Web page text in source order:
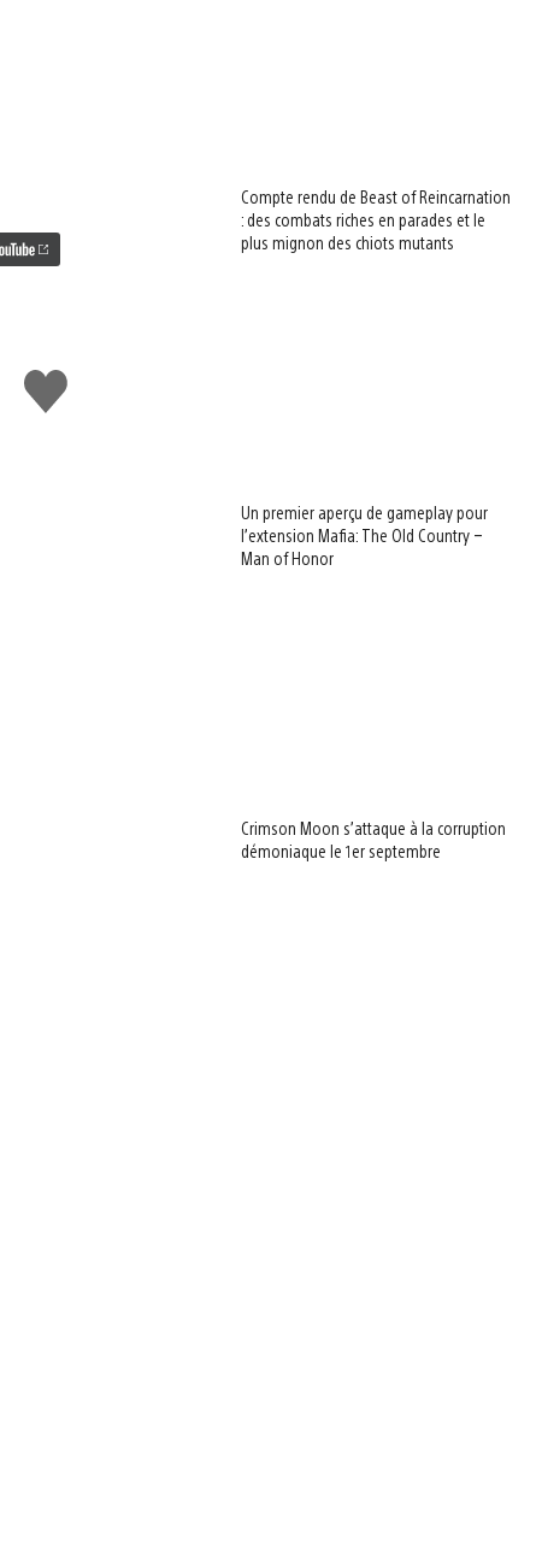
J'aime
Compte rendu de Beast of Reincarnation
: des combats riches en parades et le
plus mignon des chiots mutants
Un premier aperçu de gameplay pour
l’extension Mafia: The Old Country –
Man of Honor
Crimson Moon s’attaque à la corruption
démoniaque le 1er septembre